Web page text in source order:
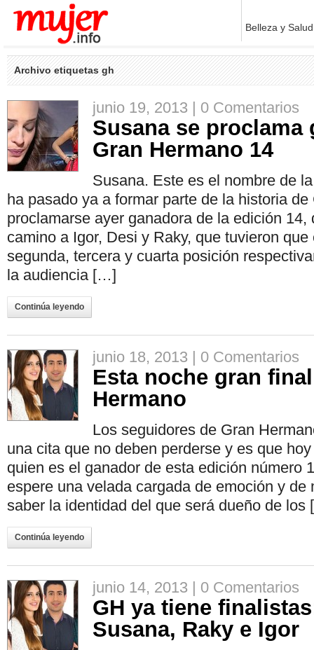
Belleza y Salud
Archivo etiquetas gh
junio 19, 2013 | 0 Comentarios
Susana se proclama
Gran Hermano 14
Susana. Este es el nombre de
ha pasado ya a formar parte de la historia
proclamarse ayer ganadora de la edición 14,
camino a Igor, Desi y Raky, que tuvieron
segunda, tercera y cuarta posición
la audiencia […]
Continúa leyendo
junio 18, 2013 | 0 Comentarios
Esta noche gran
Hermano
Los seguidores de Gran
una cita que no deben perderse y es que
quien es el ganador de esta edición número
espere una velada cargada de emoción y de
saber la identidad del que será dueño de
Continúa leyendo
junio 14, 2013 | 0 Comentarios
GH ya tiene
Susana, Raky e Igor